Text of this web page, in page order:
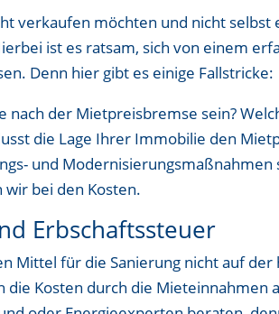
verkaufen möchten und nicht selbst
ist es ratsam, sich von einem
Denn hier gibt es einige Fallstricke:
nach der Mietpreisbremse sein?
die Lage Ihrer Immobilie den
und
bei den Kosten.
Erbschaftssteuer
Mittel für die Sanierung nicht auf
die Kosten durch die Mieteinnahmen